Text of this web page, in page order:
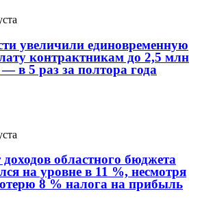
увеличили единовременную
контрактникам до 2,5 млн
в 5 раз за полтора года
доходов областного бюджета
на уровне в 11 %, несмотря
8 % налога на прибыль